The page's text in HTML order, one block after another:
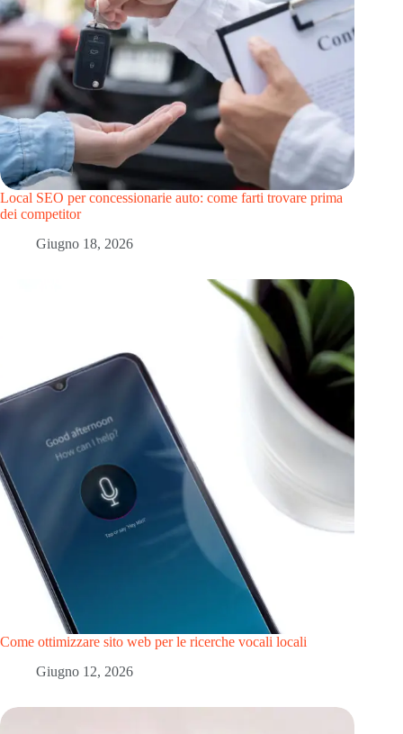
Local SEO per concessionarie auto: come farti trovare prima
dei competitor
Giugno 18, 2026
Come ottimizzare sito web per le ricerche vocali locali
Giugno 12, 2026